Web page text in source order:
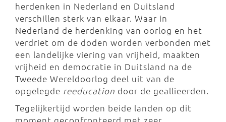
herdenken in Nederland en Duitsland
verschillen sterk van elkaar. Waar in
Nederland de herdenking van oorlog en het
verdriet om de doden worden verbonden met
een landelijke viering van vrijheid, maakten
vrijheid en democratie in Duitsland na de
Tweede Wereldoorlog deel uit van de
opgelegde reeducation door de geallieerden.
Tegelijkertijd worden beide landen op dit